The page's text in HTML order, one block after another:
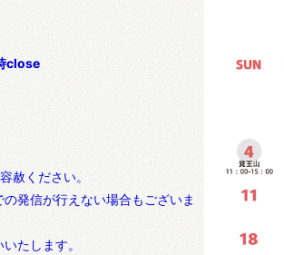
close
赦ください。
発信が行えない場合もございま
たします。